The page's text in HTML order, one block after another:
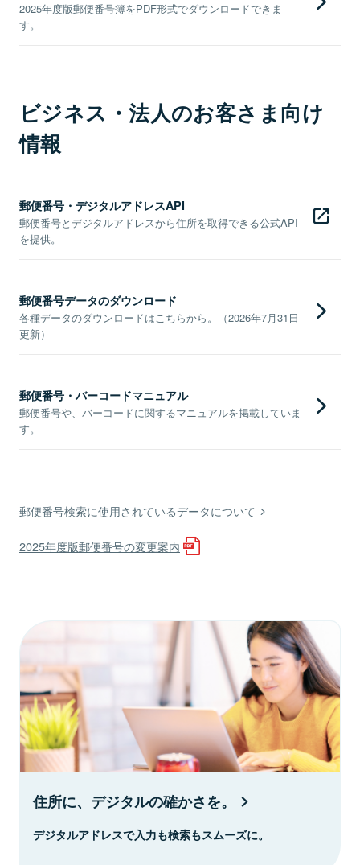
2025年度版郵便番号簿をPDF形式でダウンロードできま
す。
ビジネス・法人のお客さま向け
情報
郵便番号・デジタルアドレスAPI
郵便番号とデジタルアドレスから住所を取得できる公式API
を提供。
郵便番号データのダウンロード
各種データのダウンロードはこちらから。（2026年7月31日
更新）
郵便番号・バーコードマニュアル
郵便番号や、バーコードに関するマニュアルを掲載していま
す。
郵便番号検索に使用されているデータについて
2025年度版郵便番号の変更案内
住所に、デジタルの確かさを。
デジタルアドレスで入力も検索もスムーズに。